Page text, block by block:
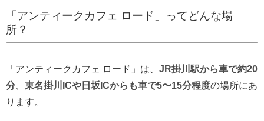
「アンティークカフェ ロード」ってどんな場
所？
「アンティークカフェ ロード」は、 JR掛川駅から車で約20
分、 東名掛川ICや日坂ICからも車で5〜15分程度の場所にあ
ります。